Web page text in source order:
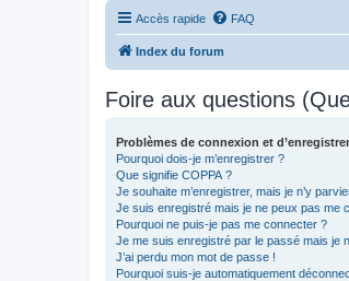
Accès rapide FAQ
Index du forum
Foire aux questions
Problèmes de connexion et
Pourquoi dois-je m’enregistrer ?
Que signifie COPPA ?
Je souhaite m’enregistrer, mais je n’y
Je suis enregistré mais je ne peux pas me
Pourquoi ne puis-je pas me connecter ?
Je me suis enregistré par le passé mais je
J’ai perdu mon mot de passe !
Pourquoi suis-je automatiquement